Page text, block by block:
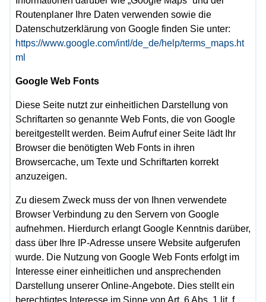
Routenplaner Ihre Daten verwenden sowie die
Datenschutzerklärung von Google finden Sie unter:
https://www.google.com/intl/de_de/help/terms_maps.ht
ml
Google Web Fonts
Diese Seite nutzt zur einheitlichen Darstellung von
Schriftarten so genannte Web Fonts, die von Google
bereitgestellt werden. Beim Aufruf einer Seite lädt Ihr
Browser die benötigten Web Fonts in ihren
Browsercache, um Texte und Schriftarten korrekt
anzuzeigen.
Zu diesem Zweck muss der von Ihnen verwendete
Browser Verbindung zu den Servern von Google
aufnehmen. Hierdurch erlangt Google Kenntnis darüber,
dass über Ihre IP-Adresse unsere Website aufgerufen
wurde. Die Nutzung von Google Web Fonts erfolgt im
Interesse einer einheitlichen und ansprechenden
Darstellung unserer Online-Angebote. Dies stellt ein
berechtigtes Interesse im Sinne von Art. 6 Abs. 1 lit. f